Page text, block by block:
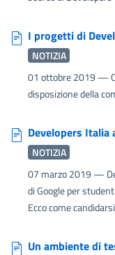
I progetti di
NOTIZIA
01 ottobre 2019 —
disposizione della
Developers Italia
NOTIZIA
07 marzo 2019 —
di Google per
Ecco come candidarsi
Un ambiente di